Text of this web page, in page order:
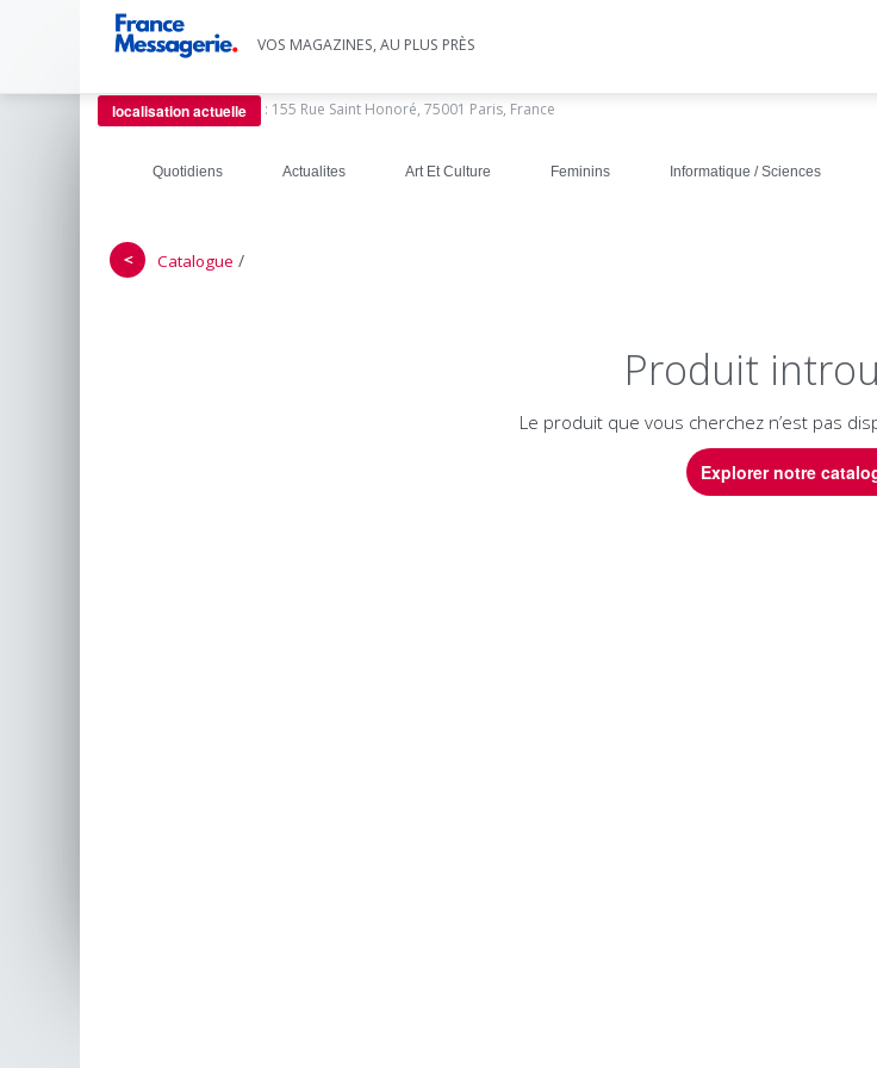
VOS MAGAZINES, AU PLUS PRÈS
localisation actuelle : 155 Rue Saint Honoré, 75001 Paris, France
Quotidiens Actualites Art Et Culture Feminins Informatique / Sciences
＜ Catalogue /
Produit
Le produit que vous cherchez n’est pas
Explorer notre